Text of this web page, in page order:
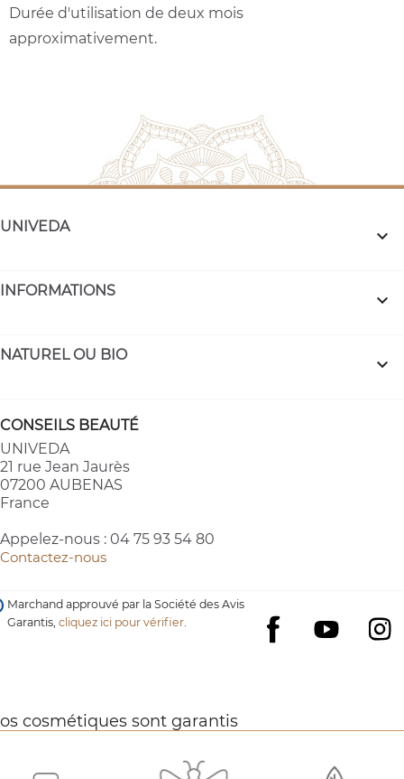
Durée d'utilisation de deux mois
approximativement.
UNIVEDA 
INFORMATIONS 
NATUREL OU BIO 
CONSEILS BEAUTÉ
UNIVEDA
21 rue Jean Jaurès
07200 AUBENAS
France
Appelez-nous : 04 75 93 54 80
Contactez-nous
Facebook
YouTube
Marchand approuvé par la Société des Avis
Garantis,cliquez ici pour vérifier.
cosmétiques sont garantis